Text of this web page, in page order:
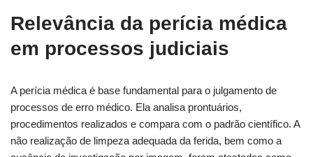
Relevância da perícia médica
em processos judiciais
A perícia médica é base fundamental para o julgamento de
processos de erro médico. Ela analisa prontuários,
procedimentos realizados e compara com o padrão científico. A
não realização de limpeza adequada da ferida, bem como a